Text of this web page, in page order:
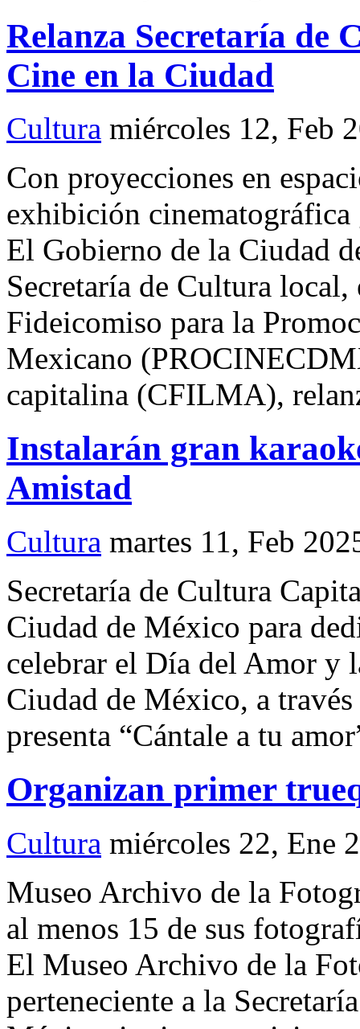
Relanza Secretaría de
Cine en la Ciudad
Cultura miércoles 12, Feb
Con proyecciones en
exhibición
El Gobierno de la Ciudad
Secretaría de Cultura
Fideicomiso para la
Mexicano
capitalina (CFILMA),
Instalarán gran
Amistad
Cultura martes 11, Feb
Secretaría de Cultura
Ciudad de México para
celebrar el Día del Amor y
Ciudad de México, a
presenta “Cántale a tu
Organizan primer
Cultura miércoles 22, Ene
Museo Archivo de la
al menos 15 de sus
El Museo Archivo de la
perteneciente a la